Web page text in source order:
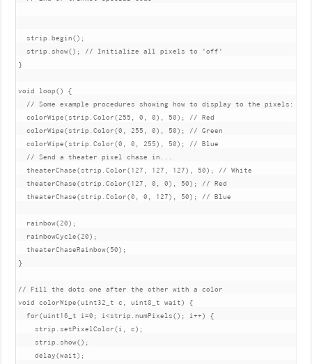
  strip.begin();
  strip.show(); // Initialize all pixels to 'off'
}
void loop() {
  // Some example procedures showing how to display to the pixels:
  colorWipe(strip.Color(255, 0, 0), 50); // Red
  colorWipe(strip.Color(0, 255, 0), 50); // Green
  colorWipe(strip.Color(0, 0, 255), 50); // Blue
  // Send a theater pixel chase in...
  theaterChase(strip.Color(127, 127, 127), 50); // White
  theaterChase(strip.Color(127, 0, 0), 50); // Red
  theaterChase(strip.Color(0, 0, 127), 50); // Blue
  rainbow(20);
  rainbowCycle(20);
  theaterChaseRainbow(50);
}
// Fill the dots one after the other with a color
void colorWipe(uint32_t c, uint8_t wait) {
  for(uint16_t i=0; i<strip.numPixels(); i++) {
    strip.setPixelColor(i, c);
    strip.show();
    delay(wait);